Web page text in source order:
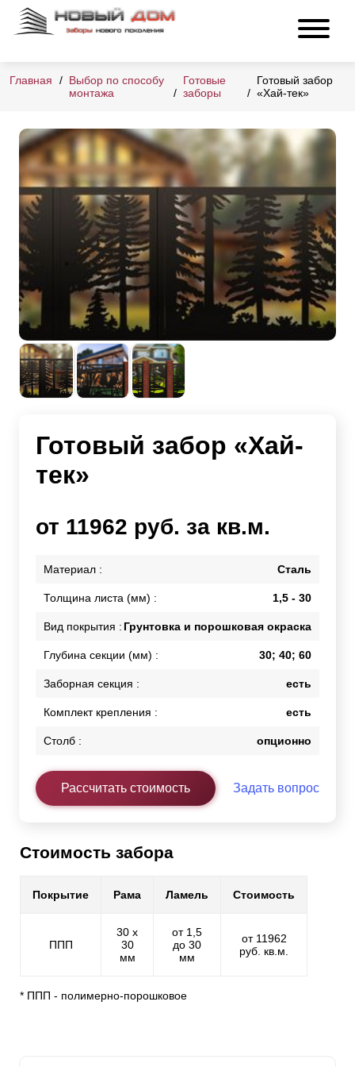
Главная
Выбор по способу
монтажа
Готовые
заборы
Готовый забор
«Хай-тек»
Готовый забор «Хай-
тек»
от 11962 руб. за кв.м.
Материал : Сталь
Толщина листа (мм) : 1,5 - 30
Вид покрытия : Грунтовка и порошковая окраска
Глубина секции (мм) : 30; 40; 60
Заборная секция : есть
Комплект крепления : есть
Столб : опционно
Рассчитать стоимость Задать вопрос
Стоимость забора
Покрытие Рама Ламель Стоимость
ППП
30 х
30
мм
от 1,5
до 30
мм
от 11962
руб. кв.м.
* ППП - полимерно-порошковое